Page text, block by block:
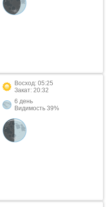
Восход: 05:25
Закат: 20:32
6 день
Видимость 39%